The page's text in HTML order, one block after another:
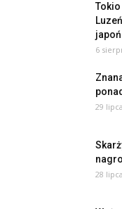
6
29
28